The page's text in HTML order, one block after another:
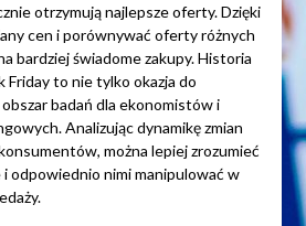
otrzymują najlepsze oferty. Dzięki
cen i porównywać oferty różnych
bardziej świadome zakupy. Historia
Friday to nie tylko okazja do
badań dla ekonomistów i
Analizując dynamikę zmian
można lepiej zrozumieć
odpowiednio nimi manipulować w